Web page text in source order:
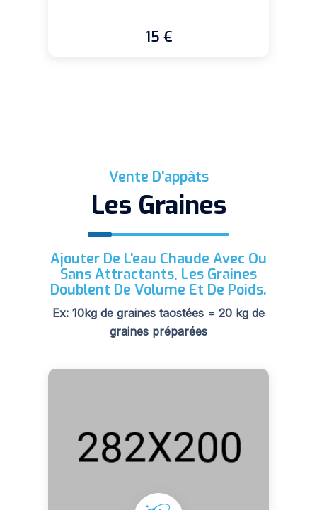
15 €
Vente D'appâts
Les Graines
Ajouter De L'eau Chaude Avec Ou
Sans Attractants, Les Graines
Doublent De Volume Et De Poids.
Ex: 10kg de graines taostées = 20 kg de
graines préparées